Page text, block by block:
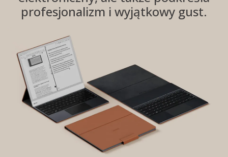
profesjonalizm i wyjątkowy gust.